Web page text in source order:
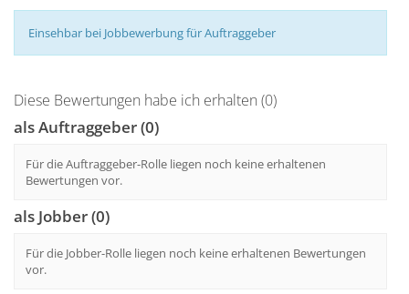
Einsehbar bei Jobbewerbung für Auftraggeber
Diese Bewertungen habe ich erhalten (0)
als Auftraggeber (0)
Für die Auftraggeber-Rolle liegen noch keine erhaltenen
Bewertungen vor.
als Jobber (0)
Für die Jobber-Rolle liegen noch keine erhaltenen Bewertungen
vor.